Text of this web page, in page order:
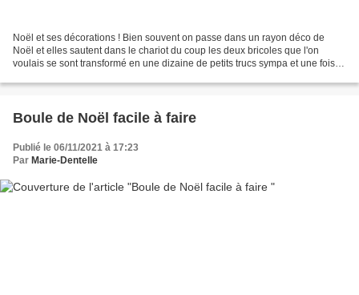
Noël et ses décorations ! Bien souvent on passe dans un rayon déco de
Noël et elles sautent dans le chariot du coup les deux bricoles que l'on
voulais se sont transformé en une dizaine de petits trucs sympa et une fois
Boule de Noël facile à faire
Publié le 06/11/2021 à 17:23
Par Marie-Dentelle